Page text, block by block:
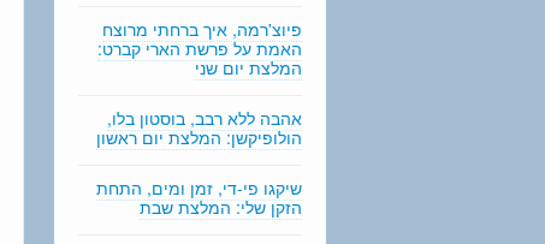
פיוצ'רמה, איך ברחתי מרוצח
האמת על פרשת הארי קברט:
המלצת יום שני
אהבה ללא רבב, בוסטון בלו,
הולופיקשן: המלצת יום ראשון
שיקגו פי-די, זמן ומים, התחת
הזקן שלי: המלצת שבת